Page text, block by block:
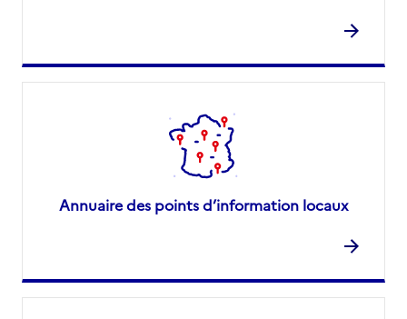
Annuaire des points d’information locaux